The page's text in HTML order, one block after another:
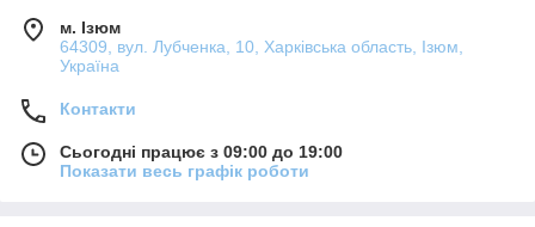
м. Ізюм
64309, вул. Лубченка, 10, Харківська область, Ізюм,
Україна
Контакти
Сьогодні працює з 09:00 до 19:00
Показати весь графік роботи